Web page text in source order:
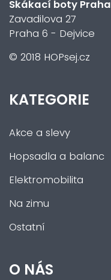
Skákací boty Praha
Zavadilova 27
Praha 6 - Dejvice
© 2018 HOPsej.cz
KATEGORIE
Akce a slevy
Hopsadla a balanc
Elektromobilita
Na zimu
Ostatní
O NÁS